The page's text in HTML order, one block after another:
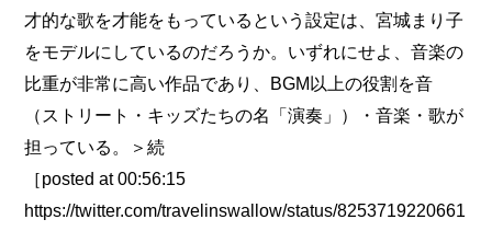
才的な歌を才能をもっているという設定は、宮城まり子
をモデルにしているのだろうか。いずれにせよ、音楽の
比重が非常に高い作品であり、BGM以上の役割を音
（ストリート・キッズたちの名「演奏」）・音楽・歌が
担っている。＞続
［posted at 00:56:15
https://twitter.com/travelinswallow/status/8253719220661